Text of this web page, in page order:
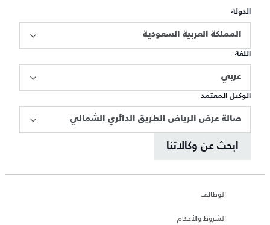
الدولة
المملكة العربية السعودية
اللغة
عربي
الوكيل المعتمد
صالة عرض الرياض الطريق الدائري الشمالي
ابحث عن وكالاتنا
الوظائف
الشروط والأحكام